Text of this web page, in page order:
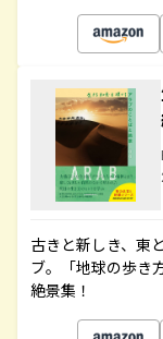
古きと新しき、東
ブ。「地球の歩き
絶景集！